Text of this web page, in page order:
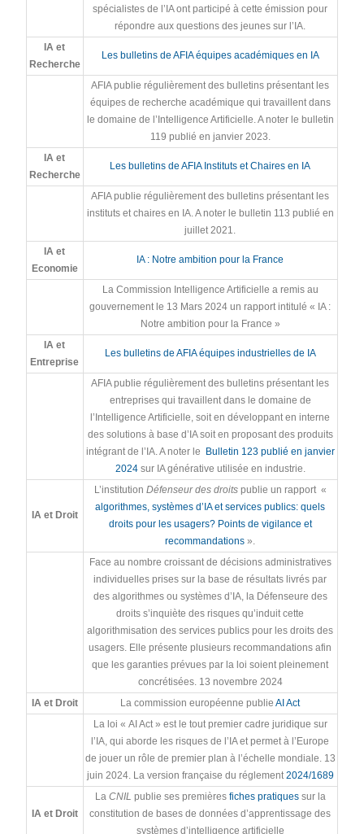
spécialistes de l’IA ont participé à cette émission pour
répondre aux questions des jeunes sur l’IA.
IA et
Recherche
Les bulletins de AFIA équipes académiques en IA
AFIA publie régulièrement des bulletins présentant les
équipes de recherche académique qui travaillent dans
le domaine de l’Intelligence Artificielle. A noter le bulletin
119 publié en janvier 2023.
IA et
Recherche
Les bulletins de AFIA Instituts et Chaires en IA
AFIA publie régulièrement des bulletins présentant les
instituts et chaires en IA. A noter le bulletin 113 publié en
juillet 2021.
IA et
Economie
IA : Notre ambition pour la France
La Commission Intelligence Artificielle a remis au
gouvernement le 13 Mars 2024 un rapport intitulé « IA :
Notre ambition pour la France »
IA et
Entreprise
Les bulletins de AFIA équipes industrielles de IA
AFIA publie régulièrement des bulletins présentant les
entreprises qui travaillent dans le domaine de
l’Intelligence Artificielle, soit en développant en interne
des solutions à base d’IA soit en proposant des produits
intégrant de l’IA. A noter le Bulletin 123 publié en janvier
2024sur IA générative utilisée en industrie.
IA et Droit
L’institution Défenseur des droits publie un rapport «
algorithmes, systèmes d’IA et services publics: quels
droits pour les usagers? Points de vigilance et
recommandations ».
Face au nombre croissant de décisions administratives
individuelles prises sur la base de résultats livrés par
des algorithmes ou systèmes d’IA, la Défenseure des
droits s’inquiète des risques qu’induit cette
algorithmisation des services publics pour les droits des
usagers. Elle présente plusieurs recommandations afin
que les garanties prévues par la loi soient pleinement
concrétisées. 13 novembre 2024
IA et Droit
La commission européenne publieAI Act
La loi « AI Act » est le tout premier cadre juridique sur
l’IA, qui aborde les risques de l’IA et permet à l’Europe
de jouer un rôle de premier plan à l’échelle mondiale. 13
juin 2024. La version française du réglement 2024/1689
IA et Droit
La CNIL publie ses premièresfiches pratiquessur la
constitution de bases de données d’apprentissage des
systèmes d’intelligence artificielle